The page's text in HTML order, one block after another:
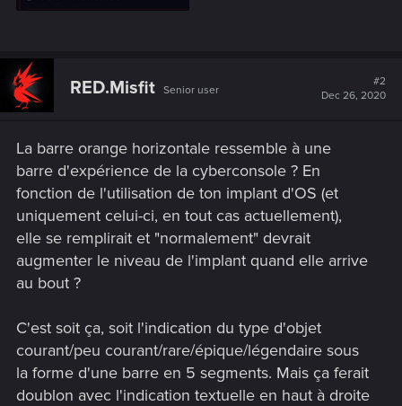
RED.Misfit Senior user
#2
Dec 26, 2020
La barre orange horizontale ressemble à une
barre d'expérience de la cyberconsole ? En
fonction de l'utilisation de ton implant d'OS (et
uniquement celui-ci, en tout cas actuellement),
elle se remplirait et "normalement" devrait
augmenter le niveau de l'implant quand elle arrive
au bout ?
C'est soit ça, soit l'indication du type d'objet
courant/peu courant/rare/épique/légendaire sous
la forme d'une barre en 5 segments. Mais ça ferait
doublon avec l'indication textuelle en haut à droite